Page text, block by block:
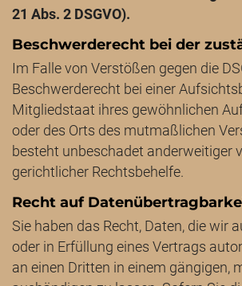
21 Abs. 2 DSGVO).
Beschwerderecht bei der
Im Falle von Verstößen gegen die
Beschwerderecht bei einer
Mitgliedstaat ihres gewöhnlichen
oder des Orts des mutmaßlichen
besteht unbeschadet anderweitiger
gerichtlicher Rechtsbehelfe.
Recht auf
Sie haben das Recht, Daten, die wir
oder in Erfüllung eines Vertrags
an einen Dritten in einem gängigen,